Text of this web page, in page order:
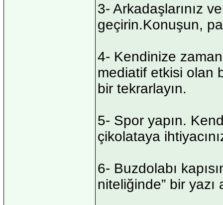
3- Arkadaşlarınız
geçirin.Konuşun,
4- Kendinize
mediatif etkisi olan
bir tekrarlayın.
5- Spor yapın.
çikolataya
6- Buzdolabı
niteliğinde” bir yazı